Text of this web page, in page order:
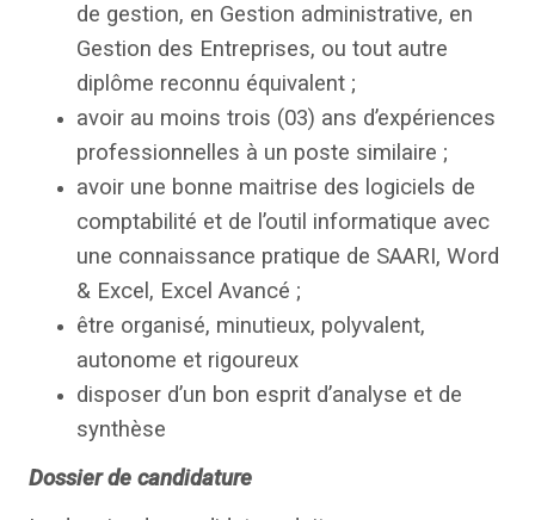
de gestion, en Gestion administrative, en
Gestion des Entreprises, ou tout autre
diplôme reconnu équivalent ;
avoir au moins trois (03) ans d’expériences
professionnelles à un poste similaire ;
avoir une bonne maitrise des logiciels de
comptabilité et de l’outil informatique avec
une connaissance pratique de SAARI, Word
& Excel, Excel Avancé ;
être organisé, minutieux, polyvalent,
autonome et rigoureux
disposer d’un bon esprit d’analyse et de
synthèse
Dossier de candidature